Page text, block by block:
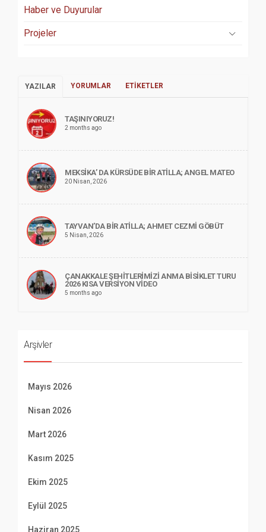
Haber ve Duyurular
Projeler
YAZILAR YORUMLAR ETIKETLER
TAŞINIYORUZ!
2 months ago
MEKSİKA’ DA KÜRSÜDE BİR ATİLLA; ANGEL MATEO
20 Nisan, 2026
TAYVAN’DA BİR ATİLLA; AHMET CEZMİ GÖBÜT
5 Nisan, 2026
ÇANAKKALE ŞEHİTLERİMİZİ ANMA BİSİKLET TURU
2026 KISA VERSİYON VİDEO
5 months ago
Arşivler
Mayıs 2026
Nisan 2026
Mart 2026
Kasım 2025
Ekim 2025
Eylül 2025
Haziran 2025